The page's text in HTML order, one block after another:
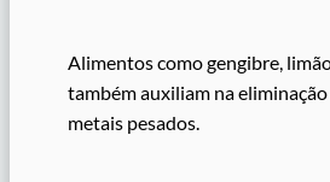
Alimentos como gengibre,
também auxiliam na
metais pesados.